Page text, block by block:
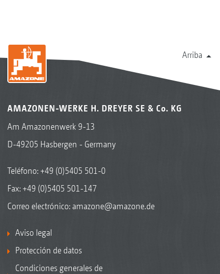
Arriba
AMAZONEN-WERKE H. DREYER SE & Co. KG
Am Amazonenwerk 9-13
D-49205 Hasbergen - Germany
Teléfono:+49 (0)5405 501-0
Fax: +49 (0)5405 501-147
Correo electrónico: amazone@amazone.de
Aviso legal
Protección de datos
Condiciones generales de